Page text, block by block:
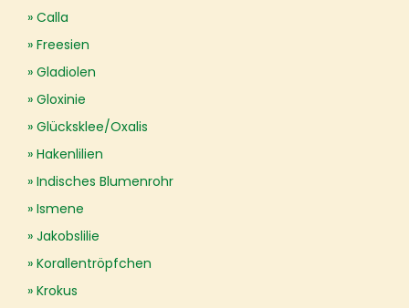
Calla
Freesien
Gladiolen
Gloxinie
Glücksklee/Oxalis
Hakenlilien
Indisches Blumenrohr
Ismene
Jakobslilie
Korallentröpfchen
Krokus